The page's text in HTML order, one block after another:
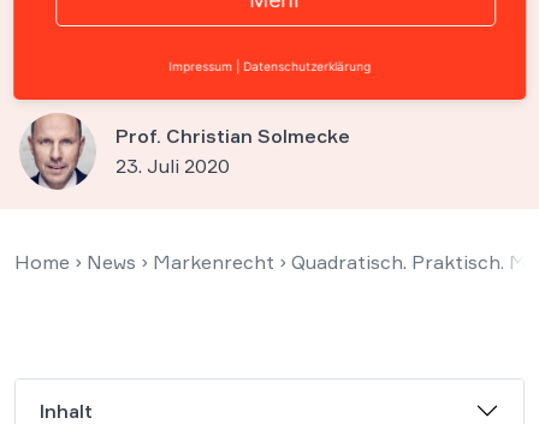
quadratisch verpackt – und
das exklusiv
Prof. Christian Solmecke
23. Juli 2020
Home › News › Markenrecht › Quadratisch. Praktisch.
Inhalt
Impressum Datenschutzerklärung